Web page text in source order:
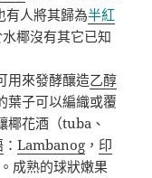
有人將其歸為半紅
椰沒有其它已知
用來發酵釀造乙醇
葉子可以編織或覆
椰花酒（tuba 、
：Lambanog ， 印
。成熟的球狀嫩果